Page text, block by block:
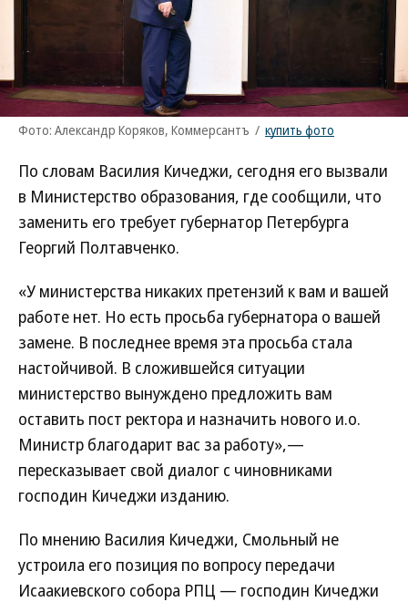
Фото: Александр Коряков, Коммерсантъ / купить фото
По словам Василия Кичеджи, сегодня его вызвали
в Министерство образования, где сообщили, что
заменить его требует губернатор Петербурга
Георгий Полтавченко.
«У министерства никаких претензий к вам и вашей
работе нет. Но есть просьба губернатора о вашей
замене. В последнее время эта просьба стала
настойчивой. В сложившейся ситуации
министерство вынуждено предложить вам
оставить пост ректора и назначить нового и.о.
Министр благодарит вас за работу»,—
пересказывает свой диалог с чиновниками
господин Кичеджи изданию.
По мнению Василия Кичеджи, Смольный не
устроила его позиция по вопросу передачи
Исаакиевского собора РПЦ — господин Кичеджи